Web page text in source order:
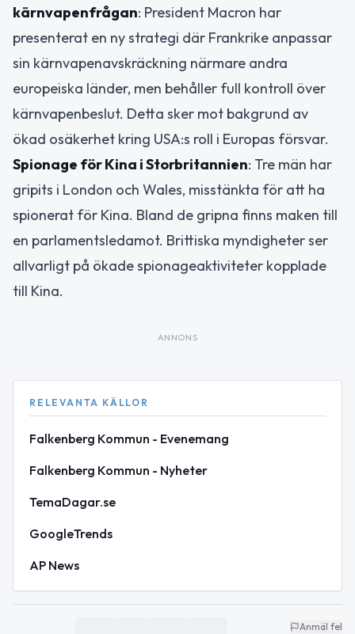
kärnvapenfrågan: President Macron har
presenterat en ny strategi där Frankrike anpassar
sin kärnvapenavskräckning närmare andra
europeiska länder, men behåller full kontroll över
kärnvapenbeslut. Detta sker mot bakgrund av
ökad osäkerhet kring USA:s roll i Europas försvar.
Spionage för Kina i Storbritannien: Tre män har
gripits i London och Wales, misstänkta för att ha
spionerat för Kina. Bland de gripna finns maken till
en parlamentsledamot. Brittiska myndigheter ser
allvarligt på ökade spionageaktiviteter kopplade
till Kina.
ANNONS
RELEVANTA KÄLLOR
Falkenberg Kommun - Evenemang
Falkenberg Kommun - Nyheter
TemaDagar.se
GoogleTrends
AP News
Anmäl fel